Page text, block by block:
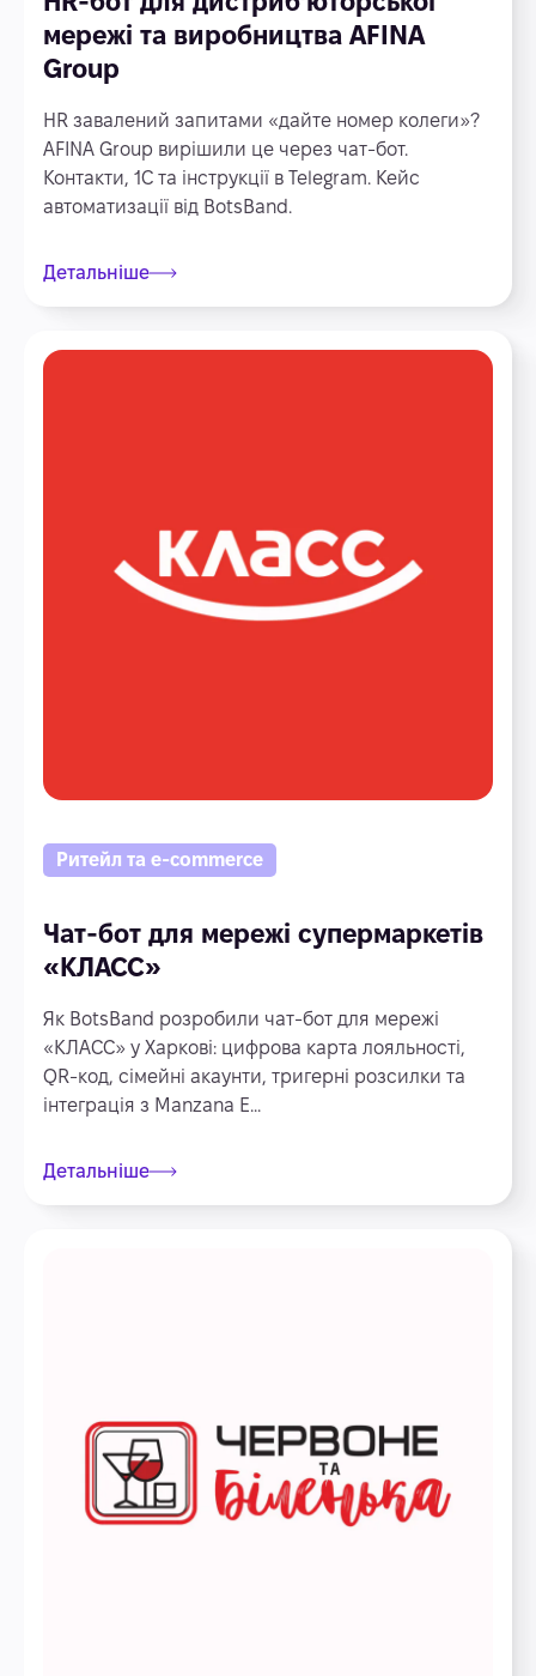
мережі та виробництва AFINA
Group
HR завалений запитами «дайте номер колеги»?
AFINA Group вирішили це через чат-бот.
Контакти, 1С та інструкції в Telegram. Кейс
автоматизації від BotsBand.
Детальніше
Ритейл та e-commerce
Чат-бот для мережі супермаркетів
«КЛАСС»
Як BotsBand розробили чат-бот для мережі
«КЛАСС» у Харкові: цифрова карта лояльності,
QR-код, сімейні акаунти, тригерні розсилки та
інтеграція з Manzana E...
Детальніше